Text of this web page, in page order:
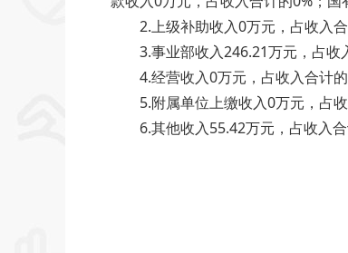
2.上级补助收入0万元，占收入合
3.事业部收入246.21万元，占收
4.经营收入0万元，占收入合计
5.附属单位上缴收入0万元，占收
6.其他收入55.42万元，占收入合计